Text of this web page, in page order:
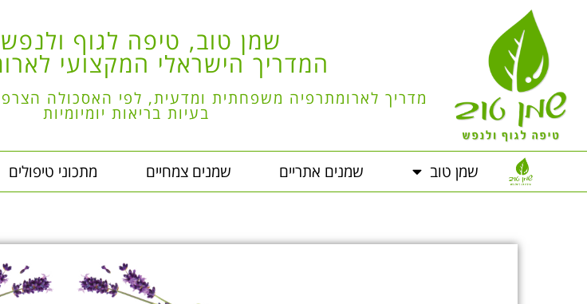
שמן טוב, טיפה לגוף
המדריך הישראלי המקצועי
מדריך לארומתרפיה משפחתית ומדעית, לפי האסכולה
בעיות בריאות יומיומיות
שמן טוב שמנים אתריים שמנים צמחיים מתכוני טיפולים